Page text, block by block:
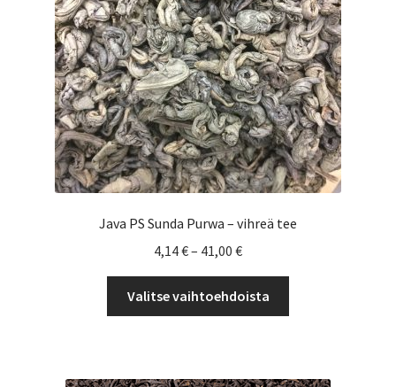
sivulla.
Java PS Sunda Purwa – vihreä tee
4,14€– 41,00 €Hintaluokka:
4,14 €
-
41,00 €
Valitse vaihtoehdoista
muunnelma.